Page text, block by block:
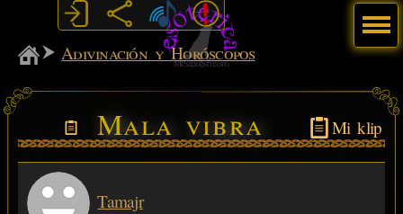
MiSabueso
Adivinación y Horóscopos
Mi klip
Mala vibra
Tamajr
Menú